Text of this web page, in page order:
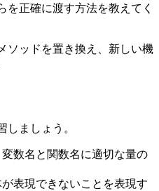
を正確に渡す方法を教えてく
ソッドを置き換え、新しい機
しましょう。
数名と関数名に適切な量の
表現できないことを表現す